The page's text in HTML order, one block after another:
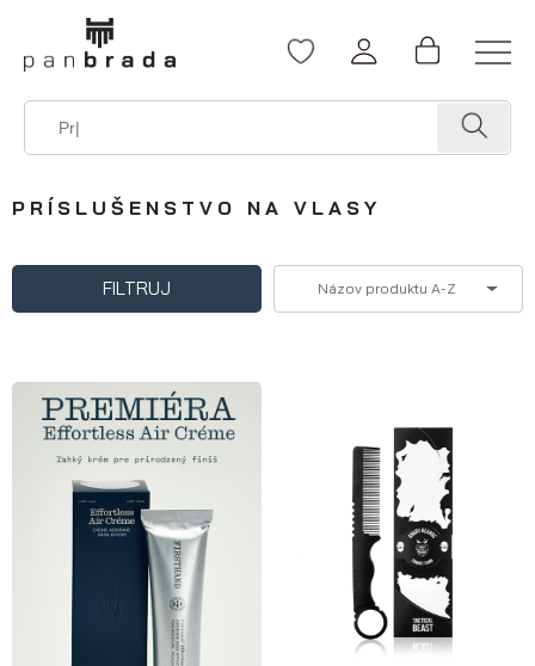
PRÍSLUŠENSTVO NA VLASY
FILTRUJ Názov produktu A-Z